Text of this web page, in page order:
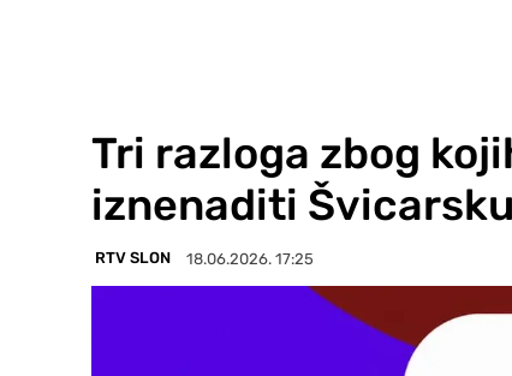
Tri razloga zbog
iznenaditi Švicarsku
RTV SLON 18.06.2026. 17:25